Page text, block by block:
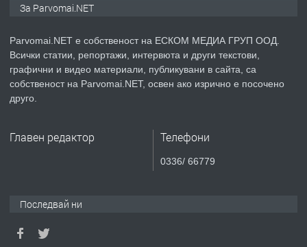
ПРЕДЛАГА Уроци по Математика
Първомай
ТЪРСИ
За Parvomai.NET
Parvomai.NET е собственост на ЕСКОМ МЕДИА ГРУП ООД.
Всички статии, репортажи, интервюта и други текстови,
графични и видео материали, публикувани в сайта, са
собственост на Parvomai.NET, освен ако изрично е посочено
друго.
Главен редактор Телефони
0336/ 66779
Последвай ни